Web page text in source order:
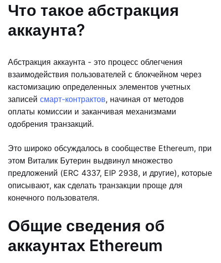
Что такое абстракция
аккаунта?
Абстракция аккаунта - это процесс облегчения
взаимодействия пользователей с блокчейном через
кастомизацию определенных элементов учетных
записей смарт-контрактов, начиная от методов
оплаты комиссии и заканчивая механизмами
одобрения транзакций.
Это широко обсуждалось в сообществе Ethereum, при
этом Виталик Бутерин выдвинул множество
предложений (ERC 4337, EIP 2938, и другие), которые
описывают, как сделать транзакции проще для
конечного пользователя.
Общие сведения об
аккаунтах Ethereum